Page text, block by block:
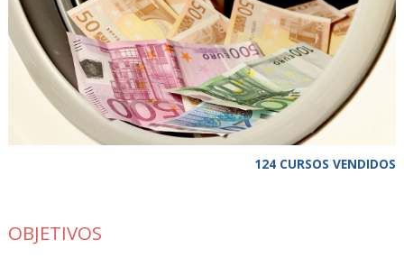
124 CURSOS VENDIDOS
OBJETIVOS